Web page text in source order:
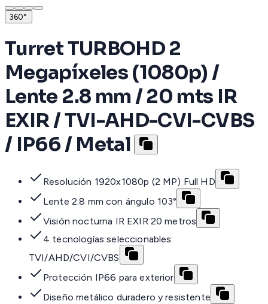
360°
Turret TURBOHD 2
Megapíxeles (1080p) /
Lente 2.8 mm / 20 mts IR
EXIR / TVI-AHD-CVI-CVBS
/ IP66 / Metal
Resolución 1920x1080p (2 MP) Full HD
Lente 2.8 mm con ángulo 103°
Visión nocturna IR EXIR 20 metros
4 tecnologías seleccionables:
TVI/AHD/CVI/CVBS
Protección IP66 para exterior
Diseño metálico duradero y resistente